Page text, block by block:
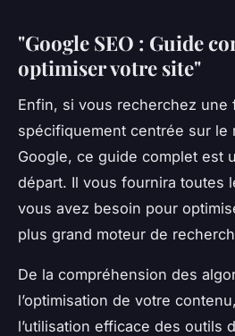
"Google SEO : Guide
optimiser votre site"
Enfin, si vous recherchez une
spécifiquement centrée sur le
Google, ce guide complet est
départ. Il vous fournira toutes
vous avez besoin pour
plus grand moteur de
De la compréhension des
l’optimisation de votre
l’utilisation efficace des outils